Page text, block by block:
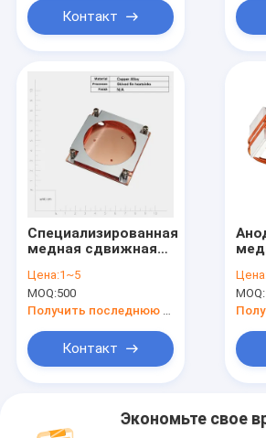
Контакт
Специализированная
медная сдвижная
тепловая раковина
для AMD Intel GPU /
CPU
Цена:1~5
MOQ:500
Получить последнюю цену
Контакт
MOQ:
Экономьте свое